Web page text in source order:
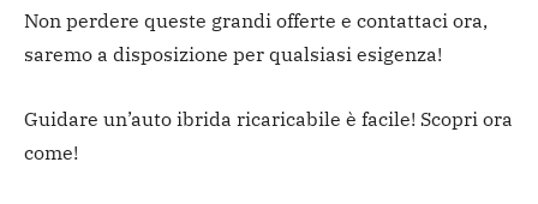
Non perdere queste grandi offerte e contattaci ora,
saremo a disposizione per qualsiasi esigenza!
Guidare un’auto ibrida ricaricabile è facile! Scopri ora
come!